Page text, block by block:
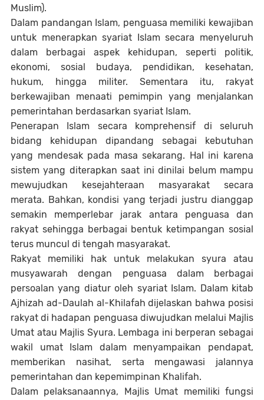
Muslim).
Dalam pandangan Islam, penguasa memiliki kewajiban
untuk menerapkan syariat Islam secara menyeluruh
dalam berbagai aspek kehidupan, seperti politik,
ekonomi, sosial budaya, pendidikan, kesehatan,
hukum, hingga militer. Sementara itu, rakyat
berkewajiban menaati pemimpin yang menjalankan
pemerintahan berdasarkan syariat Islam.
Penerapan Islam secara komprehensif di seluruh
bidang kehidupan dipandang sebagai kebutuhan
yang mendesak pada masa sekarang. Hal ini karena
sistem yang diterapkan saat ini dinilai belum mampu
mewujudkan kesejahteraan masyarakat secara
merata. Bahkan, kondisi yang terjadi justru dianggap
semakin memperlebar jarak antara penguasa dan
rakyat sehingga berbagai bentuk ketimpangan sosial
terus muncul di tengah masyarakat.
Rakyat memiliki hak untuk melakukan syura atau
musyawarah dengan penguasa dalam berbagai
persoalan yang diatur oleh syariat Islam. Dalam kitab
Ajhizah ad-Daulah al-Khilafah dijelaskan bahwa posisi
rakyat di hadapan penguasa diwujudkan melalui Majlis
Umat atau Majlis Syura. Lembaga ini berperan sebagai
wakil umat Islam dalam menyampaikan pendapat,
memberikan nasihat, serta mengawasi jalannya
pemerintahan dan kepemimpinan Khalifah.
Dalam pelaksanaannya, Majlis Umat memiliki fungsi